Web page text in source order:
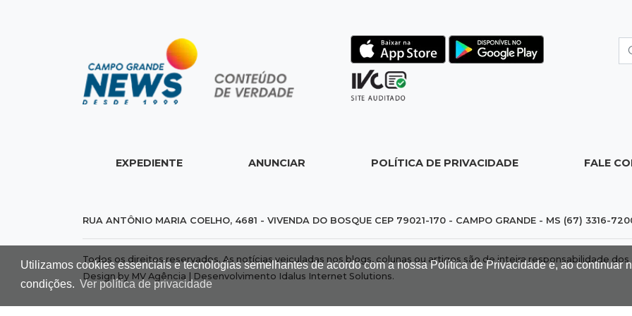
Utilizamos cookies essenciais e tecnologias semelhantes de acordo com a nossa Política de Privacidade e, ao continuar
condições. Ver política de privacidade
EXPEDIENTE ANUNCIAR POLÍTICA DE PRIVACIDADE FALE
RUA ANTÔNIO MARIA COELHO, 4681 - VIVENDA DO BOSQUE CEP 79021-170 - CAMPO GRANDE - MS (67) 3316-
Todos os direitos reservados. As notícias veiculadas nos blogs, colunas ou artigos são de inteira responsabilidade
Design by MV Agência | Desenvolvimento Idalus Internet Solutions.